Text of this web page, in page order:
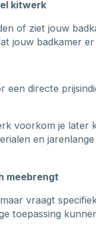
kitwerk
of ziet jouw
jouw badkamer
directe
voorkom je later
en
meebrengt
vraagt
toepassing